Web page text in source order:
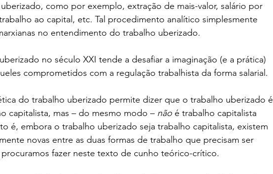
como por exemplo, extração de mais-valor, salário por
ao capital, etc. Tal procedimento analítico simplesmente
no entendimento do trabalho uberizado.
no século XXI tende a desafiar a imaginação (e a prática)
comprometidos com a regulação trabalhista da forma salarial.
do trabalho uberizado permite dizer que o trabalho uberizado é
capitalista, mas – do mesmo modo – não é trabalho capitalista
é, embora o trabalho uberizado seja trabalho capitalista, existem
novas entre as duas formas de trabalho que precisam ser
fazer neste texto de cunho teórico-crítico.